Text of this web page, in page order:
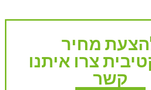
מחיר
צרו איתנו
קשר